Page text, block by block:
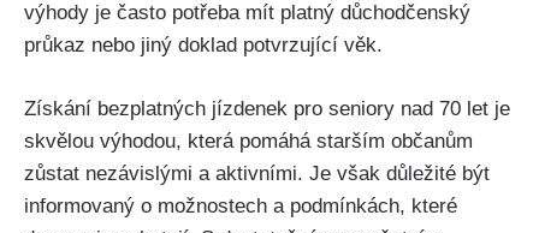
výhody je často potřeba⁣ mít platný důchodčenský
průkaz nebo jiný doklad potvrzující věk.
Získání ⁤bezplatných​ jízdenek pro seniory nad 70 let je
skvělou výhodou, která ‍pomáhá starším občanům
zůstat nezávislými a aktivními. ‌Je však důležité ‍být
informovaný o⁤ možnostech‌ a podmínkách, které